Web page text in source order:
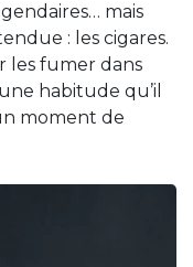
mais
: les cigares.
les fumer dans
habitude qu’il
moment de